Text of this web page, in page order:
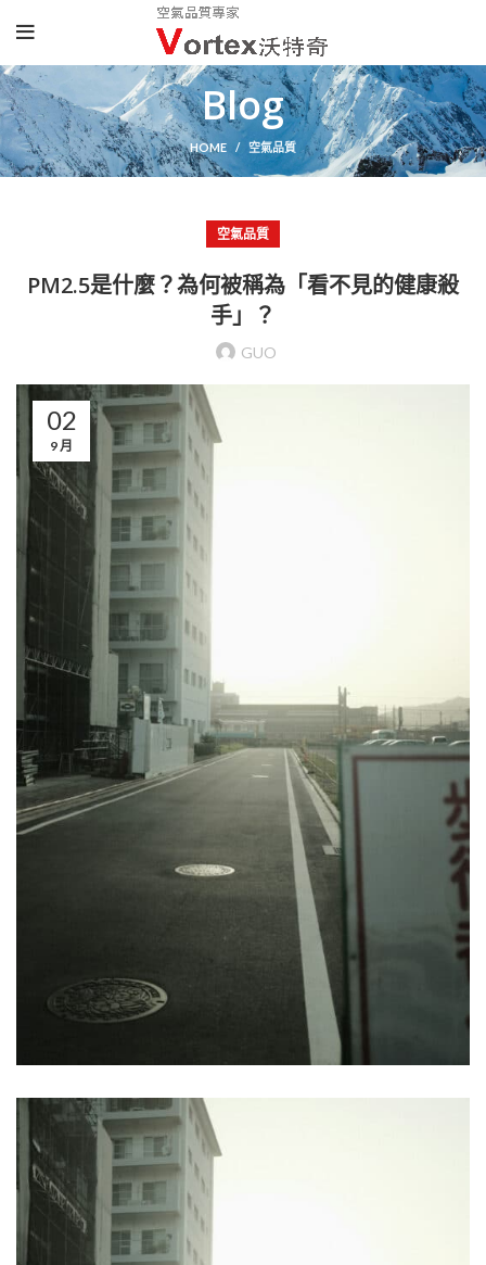
Blog
HOME 空氣品質
空氣品質
PM2.5是什麼？為何被稱為「看不見的健康殺
手」？
GUO
02
9 月